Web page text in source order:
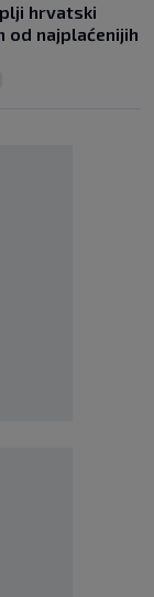
hrvatski
od najplaćenijih